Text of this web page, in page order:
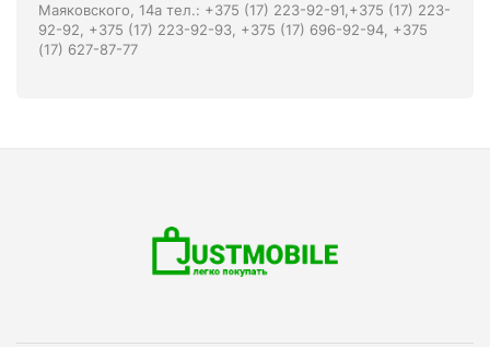
Маяковского, 14а тел.: +375 (17) 223-92-91,+375 (17) 223-
92-92, +375 (17) 223-92-93, +375 (17) 696-92-94, +375
(17) 627-87-77